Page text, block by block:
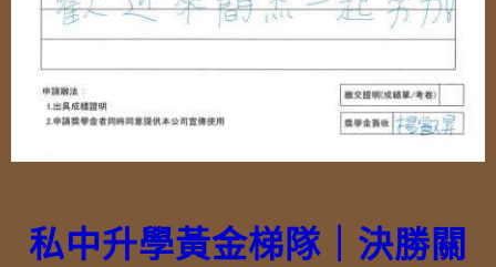
私中升學黃金梯隊｜決勝關